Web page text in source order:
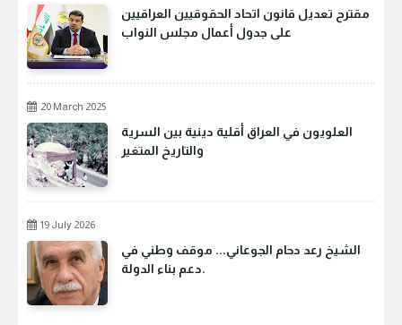
مقترح تعديل قانون اتحاد الحقوقيين العراقيين
على جدول أعمال مجلس النواب
20 March 2025
العلويون في العراق أقلية دينية بين السرية
والتاريخ المتغير
19 July 2026
الشيخ رعد دحام الجوعاني... موقف وطني في
دعم بناء الدولة.